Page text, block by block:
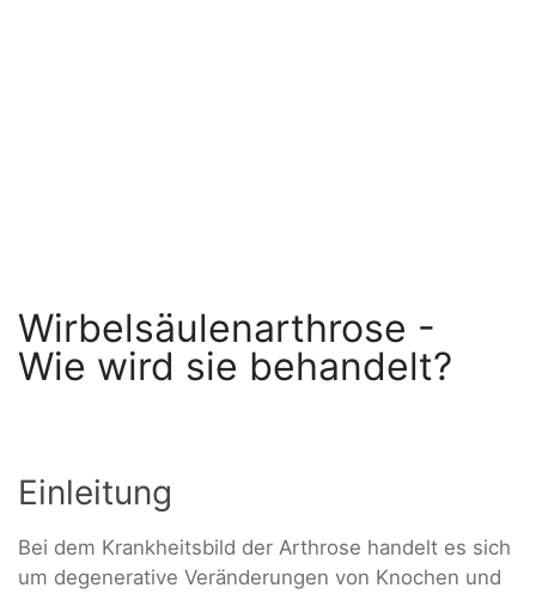
Wirbelsäulenarthrose -
Wie wird sie behandelt?
Einleitung
Bei dem Krankheitsbild der Arthrose handelt es sich
um degenerative Veränderungen von Knochen und